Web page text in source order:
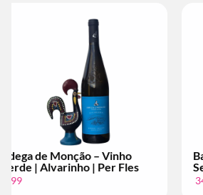
Bacalhôa – Moscatel de
Setúbal | 10 anos | 2008